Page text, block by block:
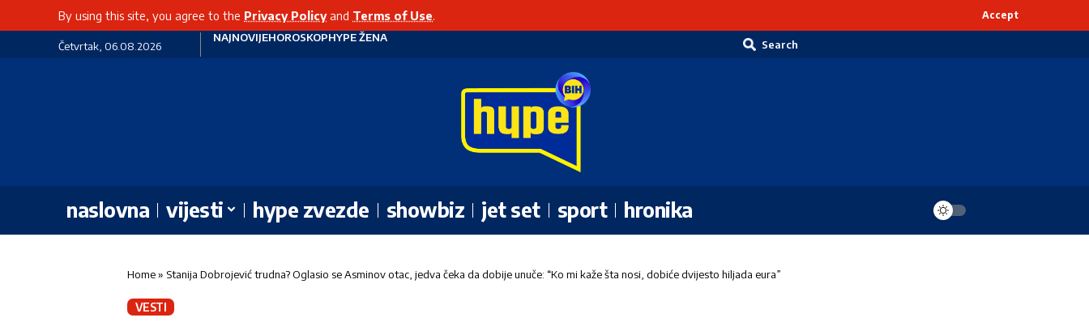
By using this site, you agree to the Privacy Policyand Terms of Use. Accept
Četvrtak, 06.08.2026
NAJNOVIJEHOROSKOPHYPE ŽENA
Search
naslovna vijesti hype zvezde showbiz jet set sport hronika
Home» Stanija Dobrojević trudna? Oglasio se Asminov otac, jedva čeka da dobije unuče: “Ko mi kaže šta nosi, dobiće dvijesto hiljada eura”
VESTI